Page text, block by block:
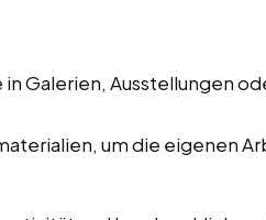
Galerien, Ausstellungen
um die eigenen